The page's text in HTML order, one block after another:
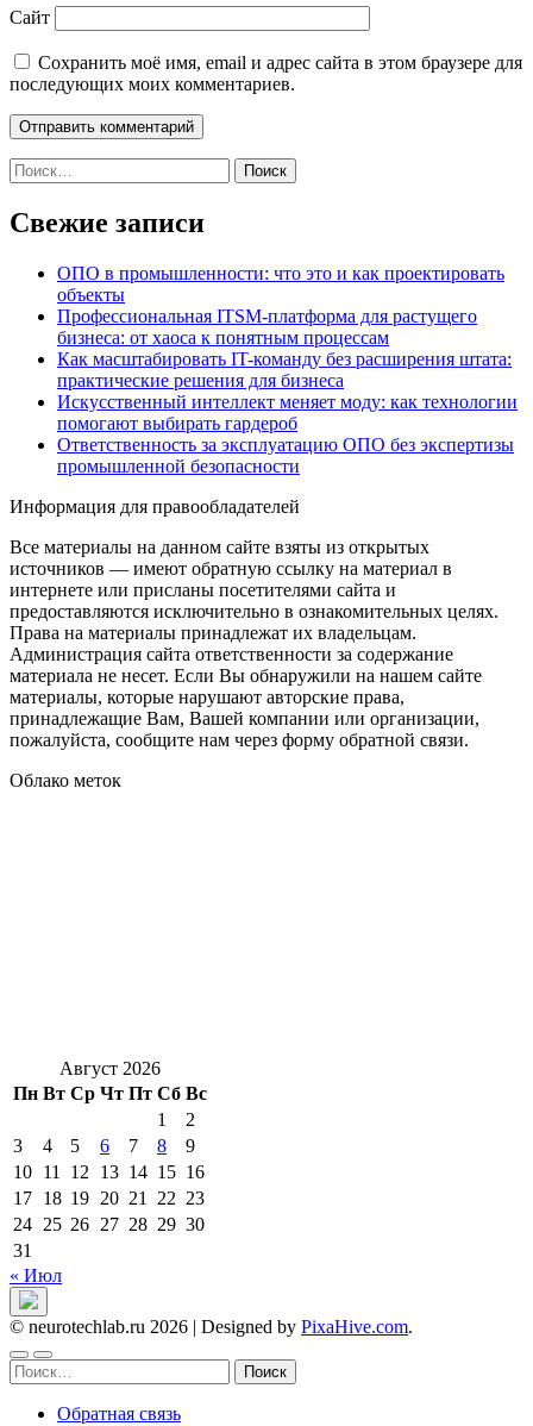
Сайт
Сохранить моё имя, email и адрес сайта в этом браузере для
последующих моих комментариев.
Найти:
Свежие записи
ОПО в промышленности: что это и как проектировать
объекты
Профессиональная ITSM-платформа для растущего
бизнеса: от хаоса к понятным процессам
Как масштабировать IT-команду без расширения штата:
практические решения для бизнеса
Искусственный интеллект меняет моду: как технологии
помогают выбирать гардероб
Ответственность за эксплуатацию ОПО без экспертизы
промышленной безопасности
Информация для правообладателей
Все материалы на данном сайте взяты из открытых
источников — имеют обратную ссылку на материал в
интернете или присланы посетителями сайта и
предоставляются исключительно в ознакомительных целях.
Права на материалы принадлежат их владельцам.
Администрация сайта ответственности за содержание
материала не несет. Если Вы обнаружили на нашем сайте
материалы, которые нарушают авторские права,
принадлежащие Вам, Вашей компании или организации,
пожалуйста, сообщите нам через форму обратной связи.
Облако меток
Август 2026
Пн Вт Ср Чт Пт Сб Вс
1
2
3
4 5 6 7 8
9
10 11 12 13 14 15 16
17 18 19 20 21 22 23
24 25 26 27 28 29 30
31
« Июл
© neurotechlab.ru 2026 | Designed by PixaHive.com.
Найти:
Обратная связь